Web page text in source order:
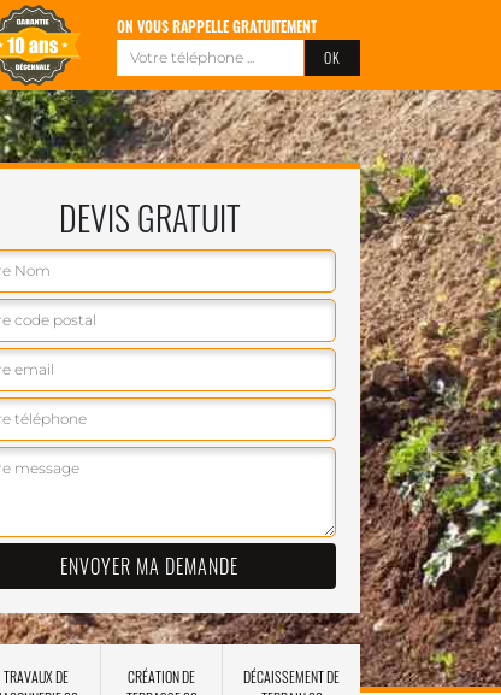
ON VOUS RAPPELLE GRATUITEMENT
DEVIS GRATUIT
TRAVAUX DE
CRÉATION DE
DÉCAISSEMENT DE